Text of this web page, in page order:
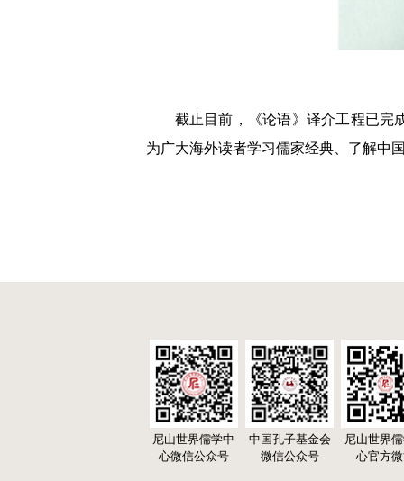
截止目前，《论语》译介工程已完
为广大海外读者学习儒家经典、了解中
尼山世界儒学中
心微信公众号
中国孔子基金会
微信公众号
尼山世界
心官方